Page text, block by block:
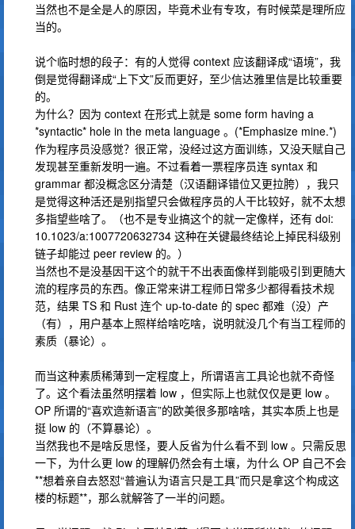
当然也不是全是人的原因，毕竟术业有专攻，有时候菜是理所应
当的。
说个临时想的段子：有的人觉得 context 应该翻译成“语境”，我
倒是觉得翻译成“上下文”反而更好，至少信达雅里信是比较重要
的。
为什么？因为 context 在形式上就是 some form having a
*syntactic* hole in the meta language 。(*Emphasize mine.*)
作为程序员没感觉？很正常，没经过这方面训练，又没天赋自己
发现甚至重新发明一遍。不过看着一票程序员连 syntax 和
grammar 都没概念区分清楚（汉语翻译错位又更拉胯），我只
是觉得这种活还是别指望只会做程序员的人干比较好，就不太想
多指望些啥了。（也不是专业搞这个的就一定像样，还有 doi:
10.1023/a:1007720632734 这种在关键最终结论上掉民科级别
链子却能过 peer review 的。）
当然也不是没基因干这个的就干不出表面像样到能吸引到更随大
流的程序员的东西。像正常来讲工程师日常多少都得看技术规
范，结果 TS 和 Rust 连个 up-to-date 的 spec 都难（没）产
（有），用户基本上照样给啥吃啥，说明就没几个有当工程师的
素质（暴论）。
而当这种素质稀薄到一定程度上，所谓语言工具论也就不奇怪
了。这个看法虽然明摆着 low ，但实际上也就仅仅是更 low 。
OP 所谓的“喜欢造新语言”的欧美很多那啥啥，其实本质上也是
挺 low 的（不算暴论）。
当然我也不是啥反思怪，要人反省为什么看不到 low 。只需反思
一下，为什么更 low 的理解仍然会有土壤，为什么 OP 自己不会
**想着亲自去怒怼“普遍认为语言只是工具”而只是拿这个构成这
楼的标题**，那么就解答了一半的问题。